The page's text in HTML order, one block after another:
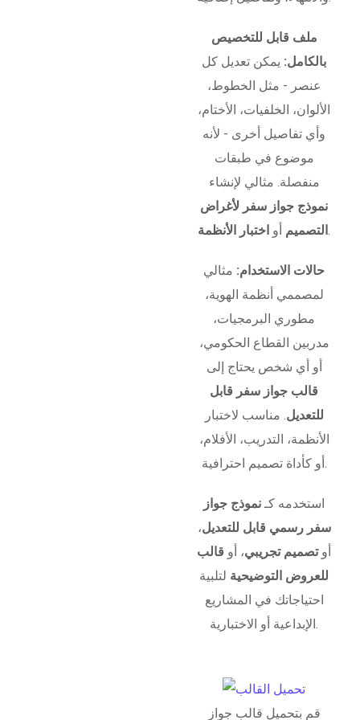
ملف قابل للتخصيص
بالكامل: يمكن تعديل كل
عنصر - مثل الخطوط،
الألوان، الخلفيات، الأختام،
وأي تفاصيل أخرى - لأنه
موضوع في طبقات
منفصلة. مثالي لإنشاء
نموذج جواز سفر لأغراض
التصميم أو اختبار الأنظمة .
حالات الاستخدام: مثالي
لمصممي أنظمة الهوية،
مطوري البرمجيات،
مدربين القطاع الحكومي،
أو أي شخص يحتاج إلى
قالب جواز سفر قابل
للتعديل. مناسب لاختبار
الأنظمة، التدريب، الأفلام،
أو كأداة تصميم احترافية.
استخدمه كـنموذج جواز
سفر رسمي قابل للتعديل،
أوتصميم تجريبي، أو قالب
للعروض التوضيحية لتلبية
احتياجاتك في المشاريع
الإبداعية أو الاختبارية.
قم بتحميل قالب جواز